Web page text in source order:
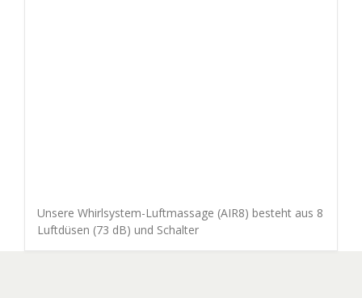
Unsere Whirlsystem-Luftmassage (AIR8) besteht aus 8
Luftdüsen (73 dB) und Schalter